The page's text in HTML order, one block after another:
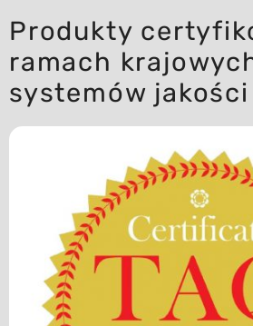
Produkty
ramach
systemów jakości